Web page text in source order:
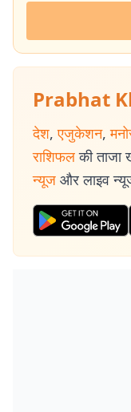
Prabhat
देश, एजुकेशन,
राशिफल की ताजा
न्यूज और लाइव